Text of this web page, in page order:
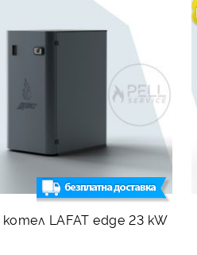
LAFAT edge 23 kW